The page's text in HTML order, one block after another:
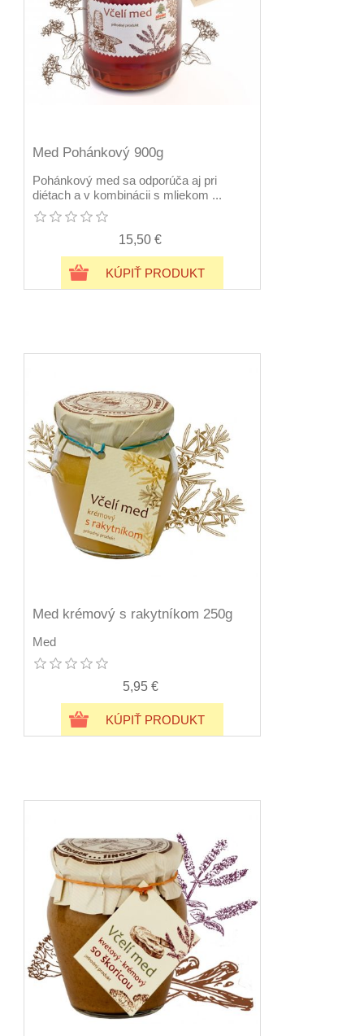
Med Pohánkový 900g
Pohánkový med sa odporúča aj pri
diétach a v kombinácii s mliekom ...
15,50 €
KÚPIŤ PRODUKT
Med krémový s rakytníkom 250g
Med
5,95 €
KÚPIŤ PRODUKT